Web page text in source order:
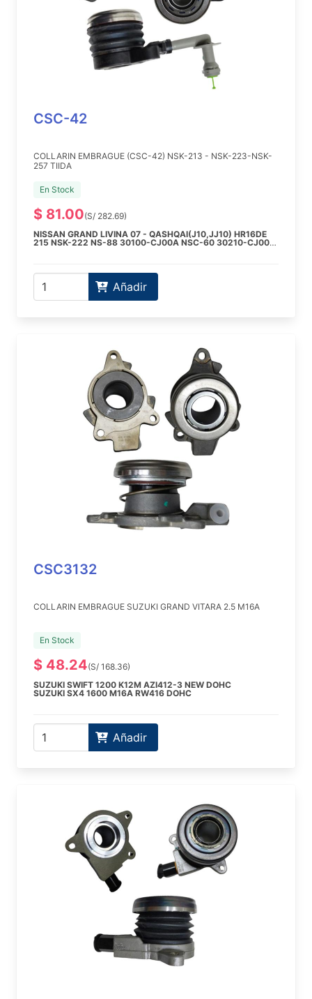
CSC-42
COLLARIN EMBRAGUE (CSC-42) NSK-213 - NSK-223-NSK-
257 TIIDA
En Stock
$ 81.00(S/ 282.69)
NISSAN GRAND LIVINA 07 - QASHQAI(J10,JJ10) HR16DE
215 NSK-222 NS-88 30100-CJ00A NSC-60 30210-CJ00A
CSC-42 30620-BN700
Añadir
CSC3132
COLLARIN EMBRAGUE SUZUKI GRAND VITARA 2.5 M16A
En Stock
$ 48.24(S/ 168.36)
SUZUKI SWIFT 1200 K12M AZI412-3 NEW DOHC
SUZUKI SX4 1600 M16A RW416 DOHC
Añadir